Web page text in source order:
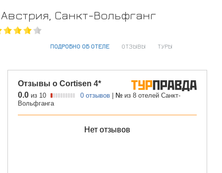
Австрия, Санкт-Вольфганг
ПОДРОБНО ОБ ОТЕЛЕ ОТЗЫВЫ ТУРЫ